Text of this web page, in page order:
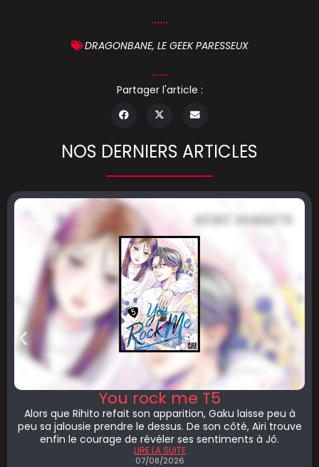
DRAGONBANE, LE GEEK PARESSEUX
Partager l'article :
NOS DERNIERS ARTICLES
You rock me T5
Alors que Rihito refait son apparition, Gaku laisse peu à
peu sa jalousie prendre le dessus. De son côté, Airi trouve
enfin le courage de révéler ses sentiments à Jô.
LIRE LA SUITE
07/08/2026